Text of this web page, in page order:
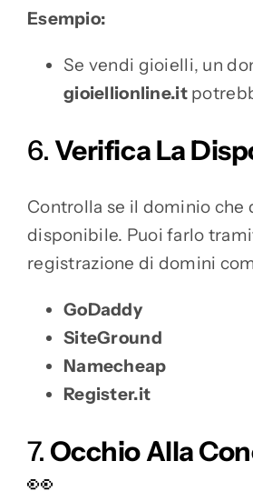
Esempio:
Se vendi gioielli, un
gioiellionline.it
6.Verifica La
Controlla se il dominio che
disponibile. Puoi farlo
registrazione di domini
GoDaddy
SiteGround
Namecheap
Register.it
7. Occhio Alla
👀